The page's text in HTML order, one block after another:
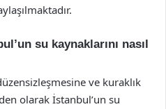
su kaynaklarını nasıl
ve kuraklık
olarak İstanbul’un su